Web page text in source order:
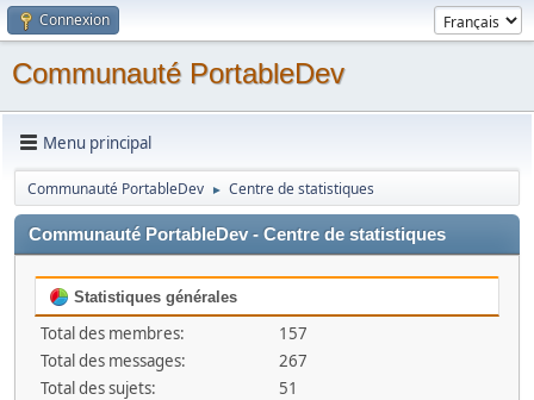
Connexion
Communauté PortableDev
Menu principal
Communauté PortableDev ► Centre de statistiques
Communauté PortableDev - Centre de statistiques
Statistiques générales
Total des membres:
157
Total des messages:
267
Total des sujets:
51